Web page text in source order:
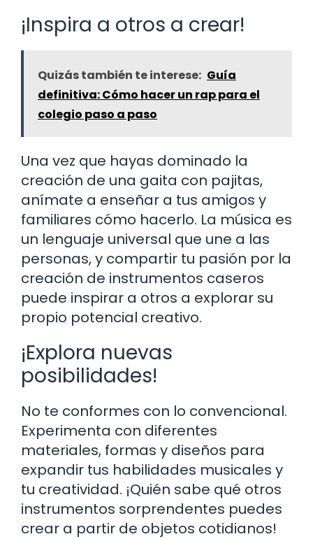
¡Inspira a otros a crear!
Quizás también te interese: Guía
definitiva: Cómo hacer un rap para el
colegio paso a paso
Una vez que hayas dominado la
creación de una gaita con pajitas,
anímate a enseñar a tus amigos y
familiares cómo hacerlo. La música es
un lenguaje universal que une a las
personas, y compartir tu pasión por la
creación de instrumentos caseros
puede inspirar a otros a explorar su
propio potencial creativo.
¡Explora nuevas
posibilidades!
No te conformes con lo convencional.
Experimenta con diferentes
materiales, formas y diseños para
expandir tus habilidades musicales y
tu creatividad. ¡Quién sabe qué otros
instrumentos sorprendentes puedes
crear a partir de objetos cotidianos!